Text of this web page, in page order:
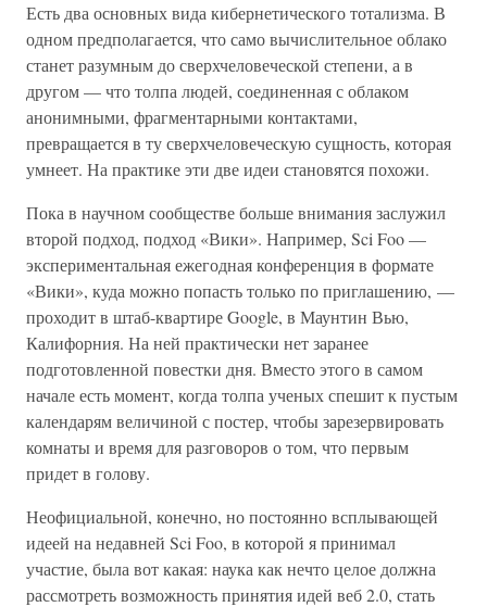
Есть два основных вида кибернетического тотализма. В
одном предполагается, что само вычислительное облако
станет разумным до сверхчеловеческой степени, а в
другом — что толпа людей, соединенная с облаком
анонимными, фрагментарными контактами,
превращается в ту сверхчеловеческую сущность, которая
умнеет. На практике эти две идеи становятся похожи.
Пока в научном сообществе больше внимания заслужил
второй подход, подход «Вики». Например, Sci Foo —
экспериментальная ежегодная конференция в формате
«Вики», куда можно попасть только по приглашению, —
проходит в штаб-квартире Google, в Маунтин Вью,
Калифорния. На ней практически нет заранее
подготовленной повестки дня. Вместо этого в самом
начале есть момент, когда толпа ученых спешит к пустым
календарям величиной с постер, чтобы зарезервировать
комнаты и время для разговоров о том, что первым
придет в голову.
Неофициальной, конечно, но постоянно всплывающей
идеей на недавней Sci Foo, в которой я принимал
участие, была вот какая: наука как нечто целое должна
рассмотреть возможность принятия идей веб 2.0, стать